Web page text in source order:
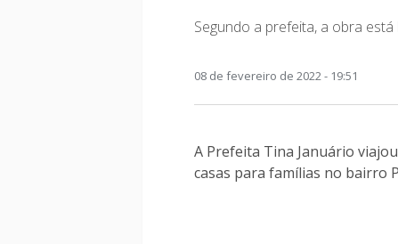
Segundo a prefeita, a obra
08 de fevereiro de 2022 - 19:51
A Prefeita Tina Januário
casas para famílias no bairro